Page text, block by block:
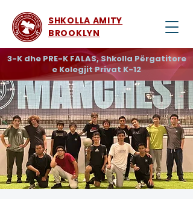
SHKOLLA AMITY
BROOKLYN
3-K dhe PRE-K FALAS, Shkolla Përgatitore
e Kolegjit Privat K-12